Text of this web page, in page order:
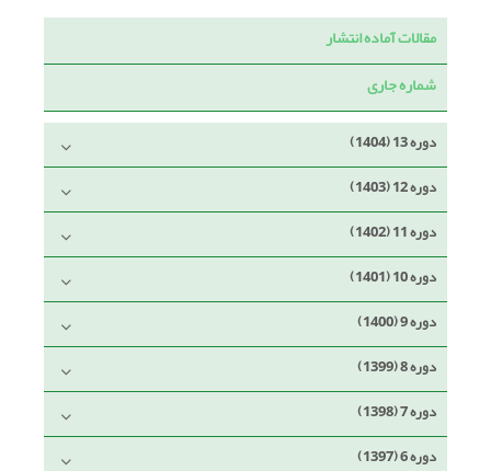
مقالات آماده انتشار
شماره جاری
دوره 13 (1404)
دوره 12 (1403)
دوره 11 (1402)
دوره 10 (1401)
دوره 9 (1400)
دوره 8 (1399)
دوره 7 (1398)
دوره 6 (1397)